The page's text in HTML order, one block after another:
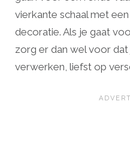
vierkante schaal met
decoratie. Als je gaat
zorg er dan wel voor
verwerken, liefst op